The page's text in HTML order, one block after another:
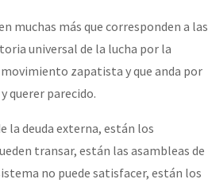
muchas más que corresponden a las
universal de la lucha por la
zapatista y que anda por
querer parecido.
la deuda externa, están los
transar, están las asambleas de
no puede satisfacer, están los